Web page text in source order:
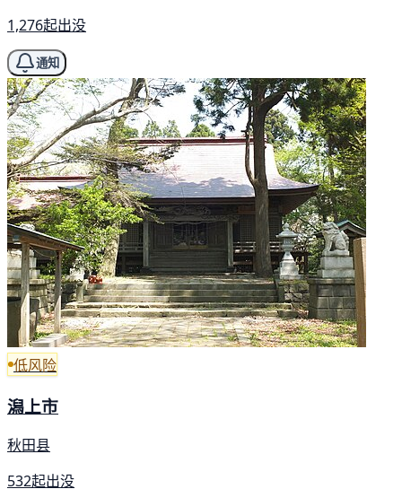
1,276起出没
通知
低风险
潟上市
秋田县
532起出没